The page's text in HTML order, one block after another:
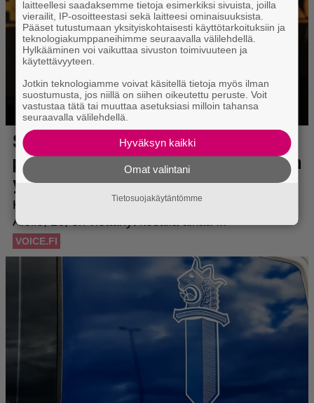
laitteellesi saadaksemme tietoja esimerkiksi sivuista, joilla
vierailit, IP-osoitteestasi sekä laitteesi ominaisuuksista.
Pääset tutustumaan yksityiskohtaisesti käyttötarkoituksiin ja
teknologiakumppaneihimme seuraavalla välilehdellä.
Hylkääminen voi vaikuttaa sivuston toimivuuteen ja
käytettävyyteen.
Jotkin teknologiamme voivat käsitellä tietoja myös ilman
suostumusta, jos niillä on siihen oikeutettu peruste. Voit
vastustaa tätä tai muuttaa asetuksiasi milloin tahansa
seuraavalla välilehdellä.
Hyväksyn kaikki
Omat valintani
Tietosuojakäytäntömme